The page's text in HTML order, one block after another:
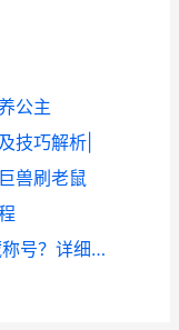
公主
技巧解析|
兽刷老鼠
## 新版和平精英该该怎么办办隐藏称号？详细攻略解析